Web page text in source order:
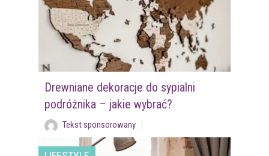
Drewniane dekoracje do sypialni
podróżnika – jakie wybrać?
Tekst sponsorowany